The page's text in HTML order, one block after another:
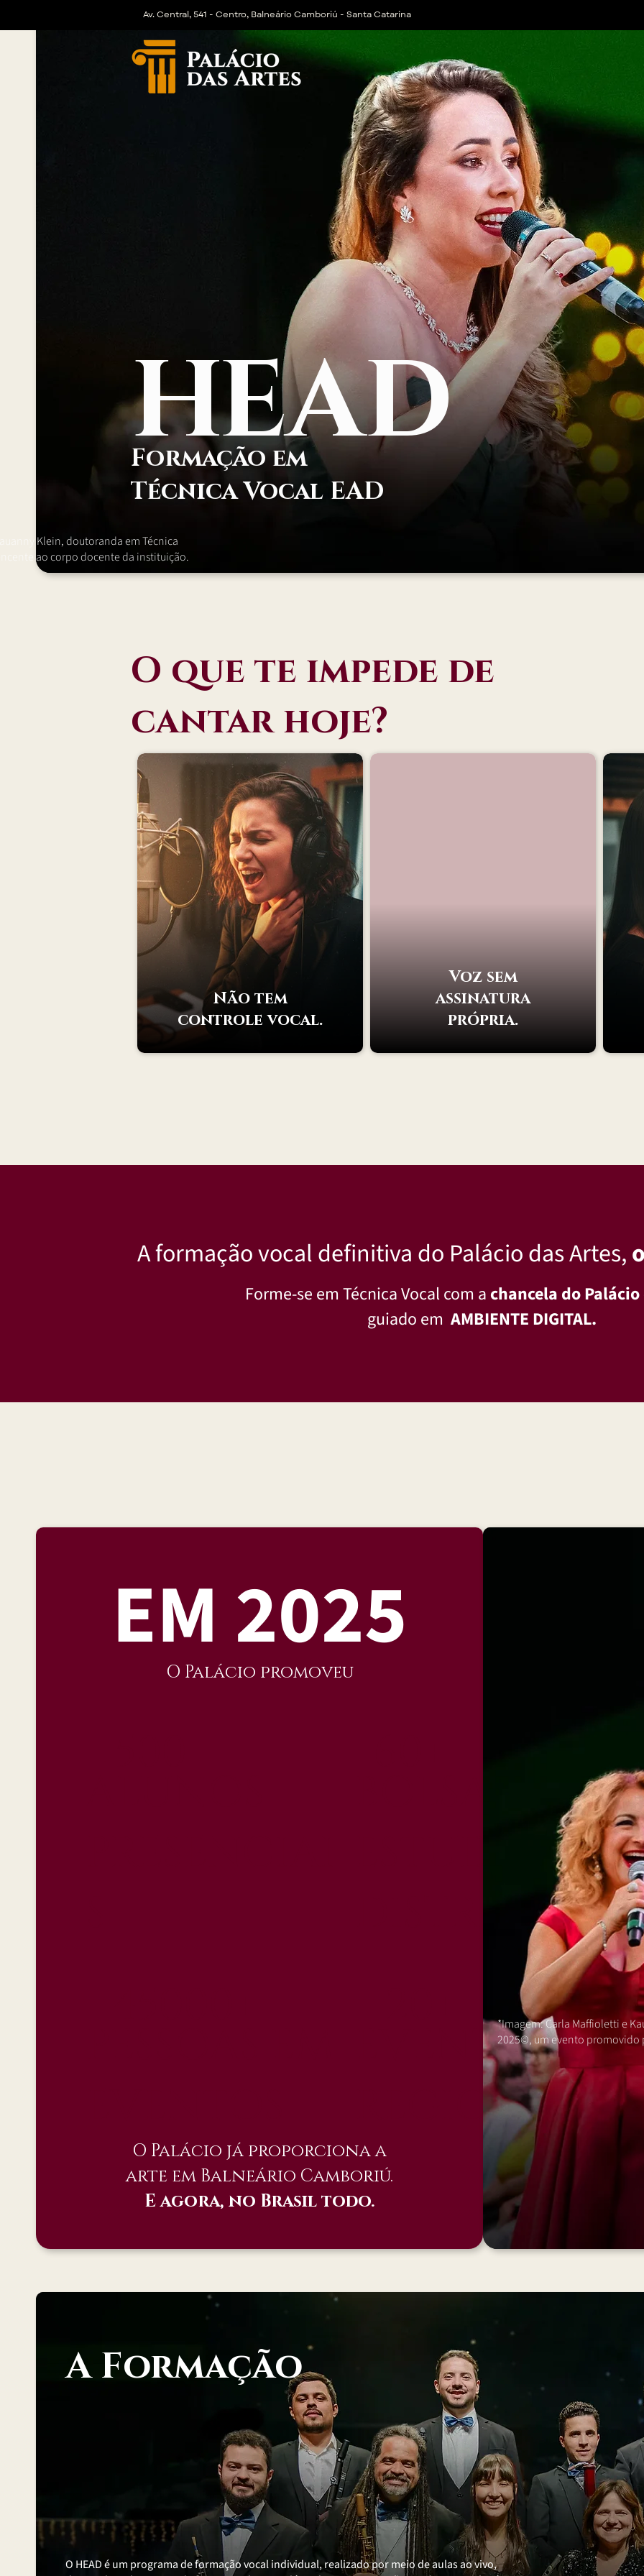
Av. Central, 541 - Centro, Balneário Camboriú - Santa Catarina
HEAD
Formação em
Técnica Vocal EAD
Klein, doutoranda em Técnica
ao corpo docente da instituição.
O que te impede de
cantar hoje?
Não tem
controle vocal.
Voz sem
assinatura
própria.
A formação vocal definitiva do Palácio das Artes,
Forme-se em Técnica Vocal com a chancela do
guiado em AMBIENTE DIGITAL.
EM 2025
O Palácio promoveu
BOLSAS DE
EVENTOS
REGIONAIS
O Palácio já proporciona a
arte em Balneário Camboriú.
E agora, no Brasil todo.
*Imagem: Carla Maffioletti e
2025©, um evento promovido
A Formação
O HEAD é um programa de formação vocal individual, realizado por meio de aulas ao vivo,